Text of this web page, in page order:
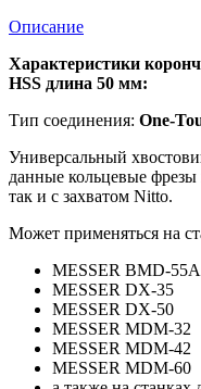
мм
Описание
Характеристики
HSS длина 50 мм:
Тип соединения: One-
Универсальный
данные кольцевые
так и с захватом Nitto.
Может применяться на
MESSER BMD-55A
MESSER DX-35
MESSER DX-50
MESSER MDM-32
MESSER MDM-42
MESSER MDM-60